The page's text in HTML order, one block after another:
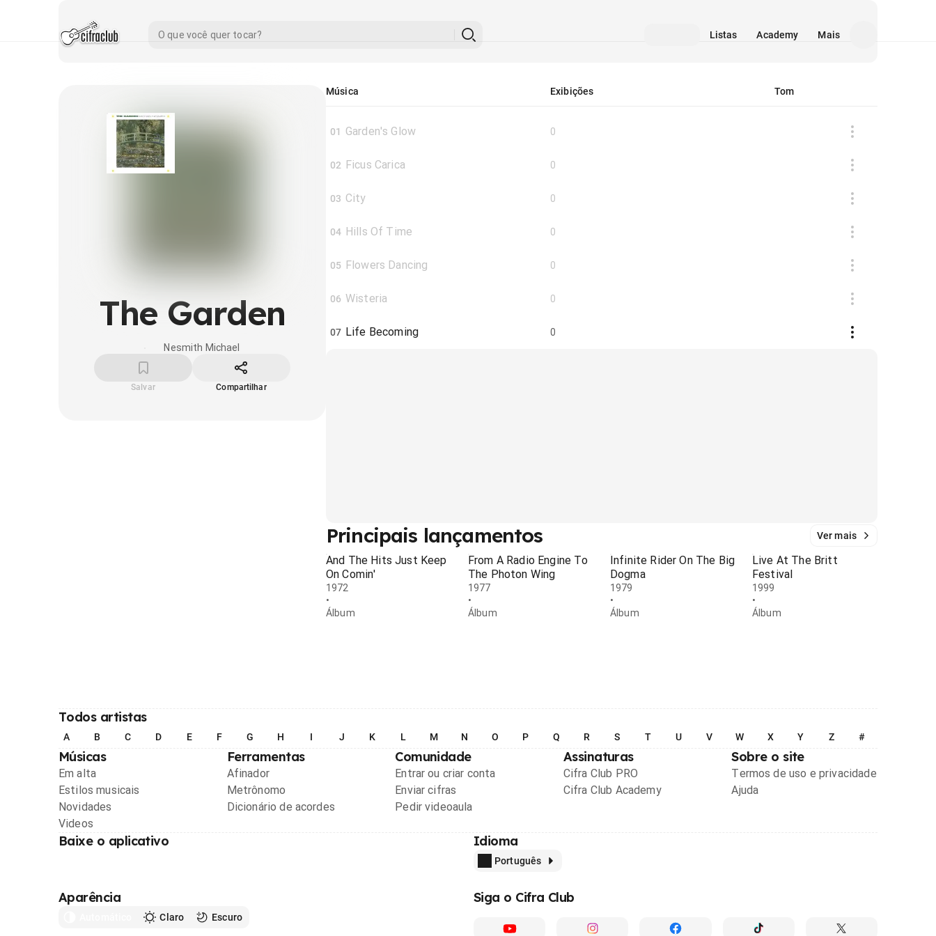
Listas Academy Mais
The Garden
Nesmith Michael
Salvar Compartilhar
Música Exibições Tom
01 Garden's Glow 0
02 Ficus Carica 0
03 City 0
04 Hills Of Time 0
05 Flowers Dancing 0
06 Wisteria 0
07 Life Becoming 0
Principais lançamentos Ver mais
And The Hits Just Keep
On Comin'
1972
•
Álbum
From A Radio Engine To
The Photon Wing
1977
•
Álbum
Infinite Rider On The Big
Dogma
1979
•
Álbum
Live At The Britt
Festival
1999
•
Álbum
Todos artistas
A B C D E F G H I J K L M N O P Q R S T U V W X Y Z #
Músicas
Em alta
Estilos musicais
Novidades
Videos
Ferramentas
Afinador
Metrônomo
Dicionário de acordes
Comunidade
Entrar ou criar conta
Enviar cifras
Pedir videoaula
Assinaturas
Cifra Club PRO
Cifra Club Academy
Sobre o site
Termos de uso e privacidade
Ajuda
Baixe o aplicativo Idioma
Português
Aparência
Claro Escuro
Siga o Cifra Club